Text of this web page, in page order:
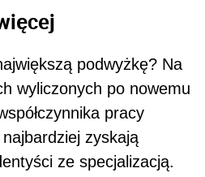
podwyżkę? Na
wyliczonych po nowemu
pracy
zyskają
ze specjalizacją.